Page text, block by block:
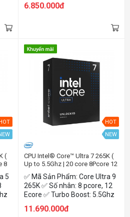
Core): 5.3 GHz TDP: 125W
6.850.000đ
(
8
5
HOT
NEW
CPU Intel® Core™ Ultra 7 265K (
Up to 5.5Ghz | 20 core 8Pcore 12
Ecore | 30 MB Cache | Arrow
Lake)
✅ Mã Sản Phẩm: Core Ultra 9
265K ✅ Số nhân: 8 pcore, 12
Ecore ✅ Turbo Boost: 5.5Ghz
Đồ Họa: Intel Graphics ✅ Tên
11.690.000đ